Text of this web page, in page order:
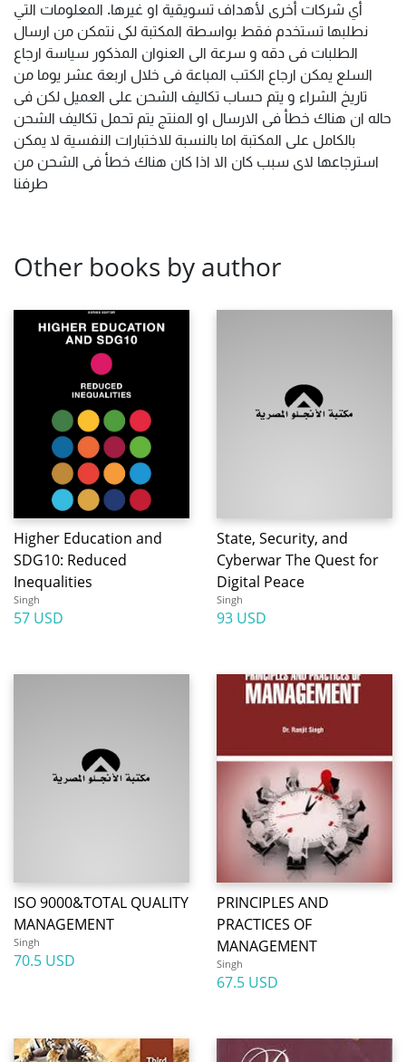
أي شركات أخرى لأهداف تسويقية او غيرها. المعلومات التي
نطلبها تستخدم فقط بواسطة المكتبة لكى نتمكن من ارسال
الطلبات فى دقه و سرعة الى العنوان المذكور سياسة ارجاع
السلع يمكن ارجاع الكتب المباعة فى خلال اربعة عشر يوما من
تاريخ الشراء و يتم حساب تكاليف الشحن على العميل لكن فى
حاله ان هناك خطأ فى الارسال او المنتج يتم تحمل تكاليف الشحن
بالكامل على المكتبة اما بالنسبة للاختبارات النفسية لا يمكن
استرجاعها لاى سبب كان الا اذا كان هناك خطأ فى الشحن من
طرفنا
Other books by author
Higher Education and
SDG10: Reduced
Inequalities
Singh
57 USD
State, Security, and
Cyberwar The Quest for
Digital Peace
Singh
93 USD
ISO 9000&TOTAL QUALITY
MANAGEMENT
Singh
70.5 USD
PRINCIPLES AND
PRACTICES OF
MANAGEMENT
Singh
67.5 USD